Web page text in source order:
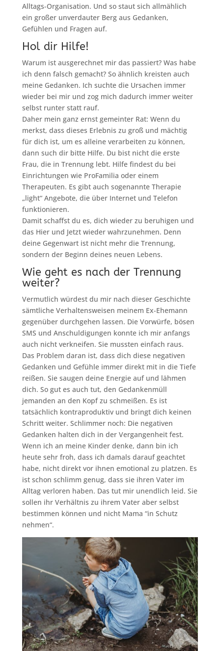
Alltags-Organisation. Und so staut sich allmählich
ein großer unverdauter Berg aus Gedanken,
Gefühlen und Fragen auf.
Hol dir Hilfe!
Warum ist ausgerechnet mir das passiert? Was habe
ich denn falsch gemacht? So ähnlich kreisten auch
meine Gedanken. Ich suchte die Ursachen immer
wieder bei mir und zog mich dadurch immer weiter
selbst runter statt rauf.
Daher mein ganz ernst gemeinter Rat: Wenn du
merkst, dass dieses Erlebnis zu groß und mächtig
für dich ist, um es alleine verarbeiten zu können,
dann such dir bitte Hilfe. Du bist nicht die erste
Frau, die in Trennung lebt. Hilfe findest du bei
Einrichtungen wie ProFamilia oder einem
Therapeuten. Es gibt auch sogenannte Therapie
„light“ Angebote, die über Internet und Telefon
funktionieren.
Damit schaffst du es, dich wieder zu beruhigen und
das Hier und Jetzt wieder wahrzunehmen. Denn
deine Gegenwart ist nicht mehr die Trennung,
sondern der Beginn deines neuen Lebens.
Wie geht es nach der Trennung
weiter?
Vermutlich würdest du mir nach dieser Geschichte
sämtliche Verhaltensweisen meinem Ex-Ehemann
gegenüber durchgehen lassen. Die Vorwürfe, bösen
SMS und Anschuldigungen konnte ich mir anfangs
auch nicht verkneifen. Sie mussten einfach raus.
Das Problem daran ist, dass dich diese negativen
Gedanken und Gefühle immer direkt mit in die Tiefe
reißen. Sie saugen deine Energie auf und lähmen
dich. So gut es auch tut, den Gedankenmüll
jemanden an den Kopf zu schmeißen. Es ist
tatsächlich kontraproduktiv und bringt dich keinen
Schritt weiter. Schlimmer noch: Die negativen
Gedanken halten dich in der Vergangenheit fest.
Wenn ich an meine Kinder denke, dann bin ich
heute sehr froh, dass ich damals darauf geachtet
habe, nicht direkt vor ihnen emotional zu platzen. Es
ist schon schlimm genug, dass sie ihren Vater im
Alltag verloren haben. Das tut mir unendlich leid. Sie
sollen ihr Verhältnis zu ihrem Vater aber selbst
bestimmen können und nicht Mama “in Schutz
nehmen“.